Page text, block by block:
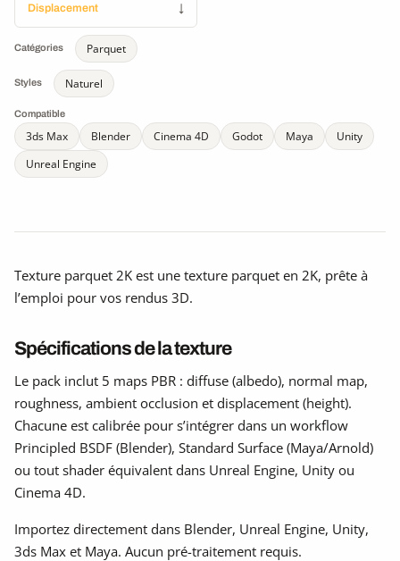
Displacement ↓
Catégories Parquet
Styles Naturel
Compatible
3ds Max Blender Cinema 4D Godot Maya
Unity
Unreal Engine
Texture parquet 2K est une texture parquet en 2K, prête à
l’emploi pour vos rendus 3D.
Spécifications de la texture
Le pack inclut 5 maps PBR : diffuse (albedo), normal map,
roughness, ambient occlusion et displacement (height).
Chacune est calibrée pour s’intégrer dans un workflow
Principled BSDF (Blender), Standard Surface (Maya/Arnold)
ou tout shader équivalent dans Unreal Engine, Unity ou
Cinema 4D.
Importez directement dans Blender, Unreal Engine, Unity,
3ds Max et Maya. Aucun pré-traitement requis.